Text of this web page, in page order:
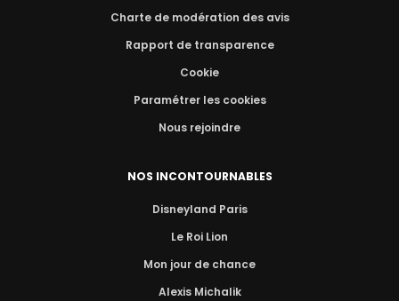
Charte de modération des avis
Rapport de transparence
Cookie
Paramétrer les cookies
Nous rejoindre
NOS INCONTOURNABLES
Disneyland Paris
Le Roi Lion
Mon jour de chance
Alexis Michalik